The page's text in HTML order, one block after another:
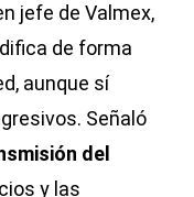
jefe de Valmex,
de forma
aunque sí
Señaló
del
y las